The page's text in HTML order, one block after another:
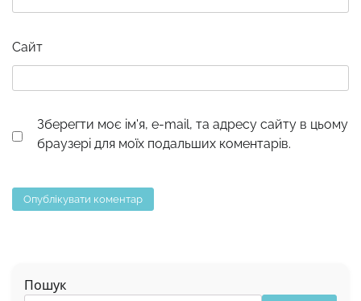
Сайт
Зберегти моє ім'я, e-mail, та адресу сайту в цьому
браузері для моїх подальших коментарів.
Пошук